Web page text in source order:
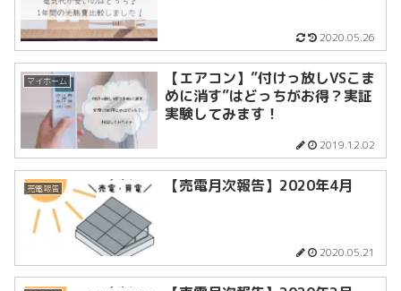
2020.05.26
マイホーム
【エアコン】”付けっ放しVSこま
めに消す”はどっちがお得？実証
実験してみます！
2019.12.02
売電報告 【売電月次報告】2020年4月
2020.05.21